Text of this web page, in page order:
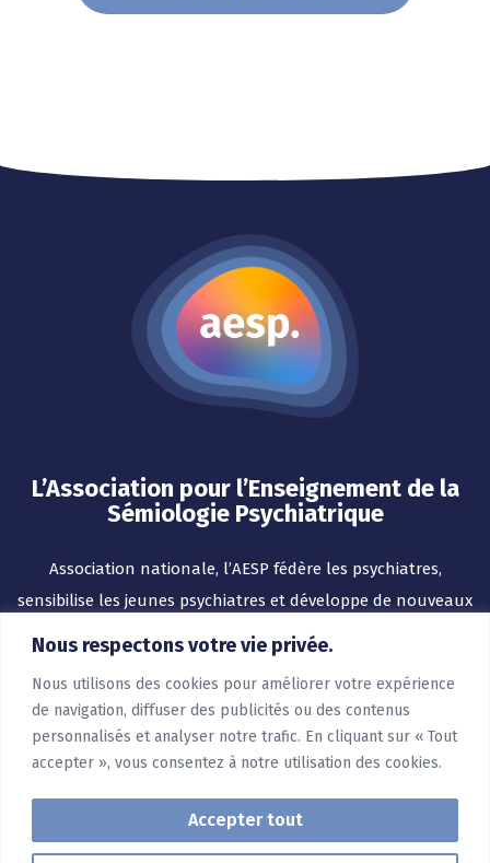
Nous respectons votre vie privée.
Nous utilisons des cookies pour améliorer votre expérience
de navigation, diffuser des publicités ou des contenus
personnalisés et analyser notre trafic. En cliquant sur « Tout
accepter », vous consentez à notre utilisation des cookies.
Accepter tout
L’Association pour l’Enseignement de la
Sémiologie Psychiatrique
Association nationale, l’AESP fédère les psychiatres,
sensibilise les jeunes psychiatres et développe de nouveaux
outils pour l’enseignement.